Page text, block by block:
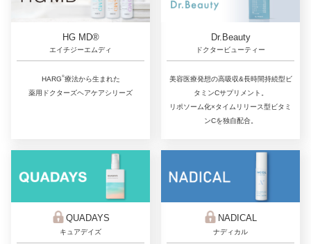
HG MD®
エイチジーエムディ
HARG®療法から生まれた
薬用ドクターズヘアケアシリーズ
Dr.Beauty
ドクタービューティー
美容医療発想の高吸収&長時間持続型ビ
タミンCサプリメント。
リポソーム化×タイムリリース型ビタミ
ンCを独自配合。
QUADAYS
キュアデイズ
NADICAL
ナディカル